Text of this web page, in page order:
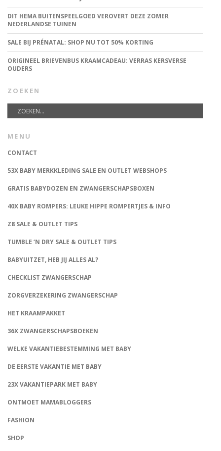
DIT HEMA BUITENSPEELGOED VEROVERT DEZE ZOMER
NEDERLANDSE TUINEN
SALE BIJ PRÉNATAL: SHOP NU TOT 50% KORTING
ORIGINEEL BRIEVENBUS KRAAMCADEAU: VERRAS KERSVERSE
OUDERS
ZOEKEN
MENU
CONTACT
53X BABY MERKKLEDING SALE EN OUTLET WEBSHOPS
GRATIS BABYDOZEN EN ZWANGERSCHAPSBOXEN
40X BABY ROMPERS: LEUKE HIPPE ROMPERTJES & INFO
Z8 SALE & OUTLET TIPS
TUMBLE ‘N DRY SALE & OUTLET TIPS
BABYUITZET, HEB JIJ ALLES AL?
CHECKLIST ZWANGERSCHAP
ZORGVERZEKERING ZWANGERSCHAP
HET KRAAMPAKKET
36X ZWANGERSCHAPSBOEKEN
WELKE VAKANTIEBESTEMMING MET BABY
DE EERSTE VAKANTIE MET BABY
23X VAKANTIEPARK MET BABY
ONTMOET MAMABLOGGERS
FASHION
SHOP